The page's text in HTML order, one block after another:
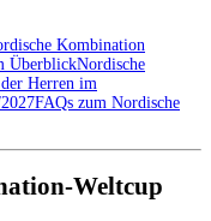
Kombination
ÜberblickNordische
Herren im
FAQs zum Nordische
Weltcup